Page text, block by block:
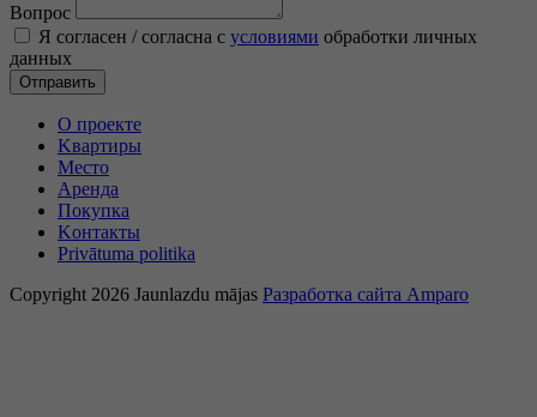
Вопрос
Я согласен / согласна c условиями обработки личных
данных
Отправить
O проекте
Kвартиры
Mесто
Аренда
Покупка
Kонтакты
Privātuma politika
Copyright 2026 Jaunlazdu mājas Разработка сайта Amparo